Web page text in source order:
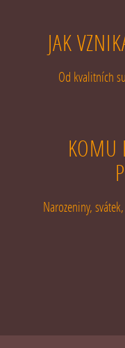
JAK
Od kvalitních
KOMU
Narozeniny,